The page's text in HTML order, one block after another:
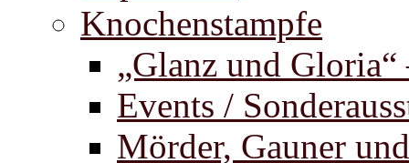
Knochenstampfe
„Glanz und
Events /
Mörder, Gauner